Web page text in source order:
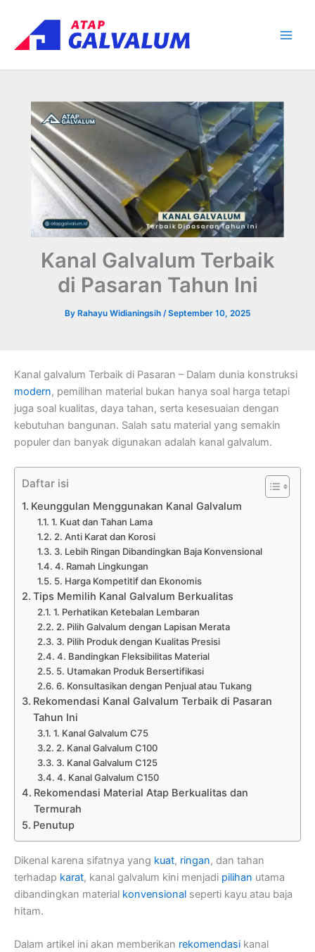
content
Kanal Galvalum Terbaik
di Pasaran Tahun Ini
By Rahayu Widianingsih /September 10, 2025
Kanal galvalum Terbaik di Pasaran – Dalam dunia konstruksi
modern, pemilihan material bukan hanya soal harga tetapi
juga soal kualitas, daya tahan, serta kesesuaian dengan
kebutuhan bangunan. Salah satu material yang semakin
populer dan banyak digunakan adalah kanal galvalum.
Daftar isi
Keunggulan Menggunakan Kanal Galvalum
1. Kuat dan Tahan Lama
2. Anti Karat dan Korosi
3. Lebih Ringan Dibandingkan Baja Konvensional
4. Ramah Lingkungan
5. Harga Kompetitif dan Ekonomis
Tips Memilih Kanal Galvalum Berkualitas
1. Perhatikan Ketebalan Lembaran
2. Pilih Galvalum dengan Lapisan Merata
3. Pilih Produk dengan Kualitas Presisi
4. Bandingkan Fleksibilitas Material
5. Utamakan Produk Bersertifikasi
6. Konsultasikan dengan Penjual atau Tukang
Rekomendasi Kanal Galvalum Terbaik di Pasaran
Tahun Ini
1. Kanal Galvalum C75
2. Kanal Galvalum C100
3. Kanal Galvalum C125
4. Kanal Galvalum C150
Rekomendasi Material Atap Berkualitas dan
Termurah
Penutup
Dikenal karena sifatnya yang kuat, ringan, dan tahan
terhadap karat, kanal galvalum kini menjadi pilihan utama
dibandingkan material konvensional seperti kayu atau baja
hitam.
Dalam artikel ini akan memberikan rekomendasi kanal